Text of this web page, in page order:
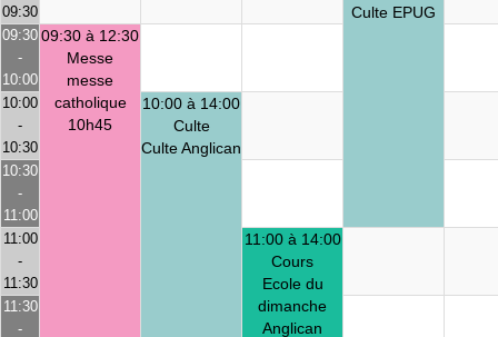
09:30
Culte EPUG
09:30
-
10:00
09:30 à 12:30
Messe
messe
catholique
10h45
10:00
-
10:30
10:00 à 14:00
Culte
Culte Anglican
10:30
-
11:00
11:00
-
11:30
11:00 à 14:00
Cours
Ecole du
dimanche
Anglican
11:30
-